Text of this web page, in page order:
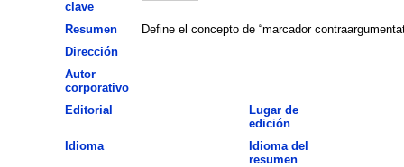
clave
Resumen
Define el concepto de “marcador
Dirección
Autor
corporativo
Editorial
Lugar de
edición
Idioma
Idioma del
resumen